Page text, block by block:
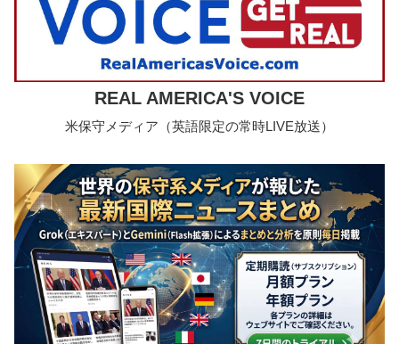
REAL AMERICA'S VOICE
米保守メディア（英語限定の常時LIVE放送）